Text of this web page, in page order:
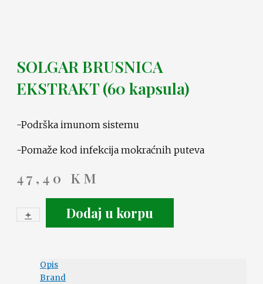
SOLGAR BRUSNICA
EKSTRAKT (60 kapsula)
-Podrška imunom sistemu
-Pomaže kod infekcija mokraćnih puteva
47,40 KM
-
+ Dodaj u korpu
Opis
Brand